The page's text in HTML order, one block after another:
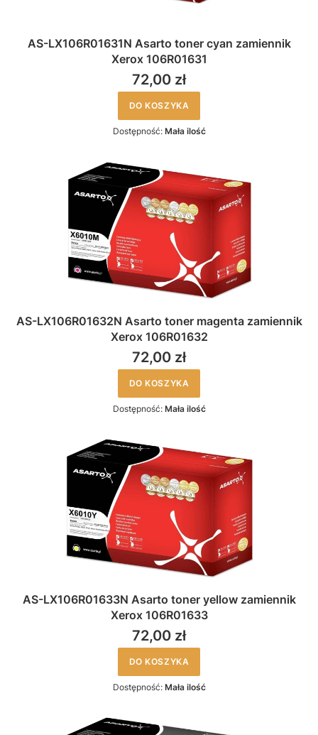
AS-LX106R01631N Asarto toner cyan zamiennik
Xerox 106R01631
72,00 zł
DO KOSZYKA
Dostępność: Mała ilość
AS-LX106R01632N Asarto toner magenta zamiennik
Xerox 106R01632
72,00 zł
DO KOSZYKA
Dostępność: Mała ilość
AS-LX106R01633N Asarto toner yellow zamiennik
Xerox 106R01633
72,00 zł
DO KOSZYKA
Dostępność: Mała ilość